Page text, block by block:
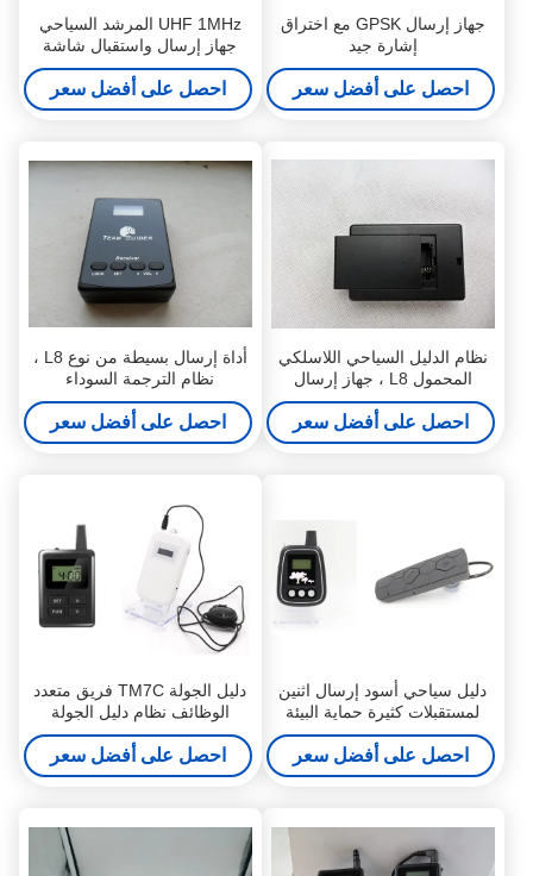
جهاز إرسال GPSK مع اختراق
إشارة جيد
احصل على أفضل سعر
UHF 1MHz المرشد السياحي
جهاز إرسال واستقبال شاشة
LCD
احصل على أفضل سعر
نظام الدليل السياحي اللاسلكي
المحمول L8 ، جهاز إرسال
الدليل السياحي الصوتي
احصل على أفضل سعر
أداة إرسال بسيطة من نوع L8 ،
نظام الترجمة السوداء
احصل على أفضل سعر
دليل سياحي أسود إرسال اثنين
لمستقبلات كثيرة حماية البيئة
احصل على أفضل سعر
دليل الجولة TM7C فريق متعدد
الوظائف نظام دليل الجولة
اللاسلكي نظام سماعات الرأس
بطارية الليثيوم
احصل على أفضل سعر